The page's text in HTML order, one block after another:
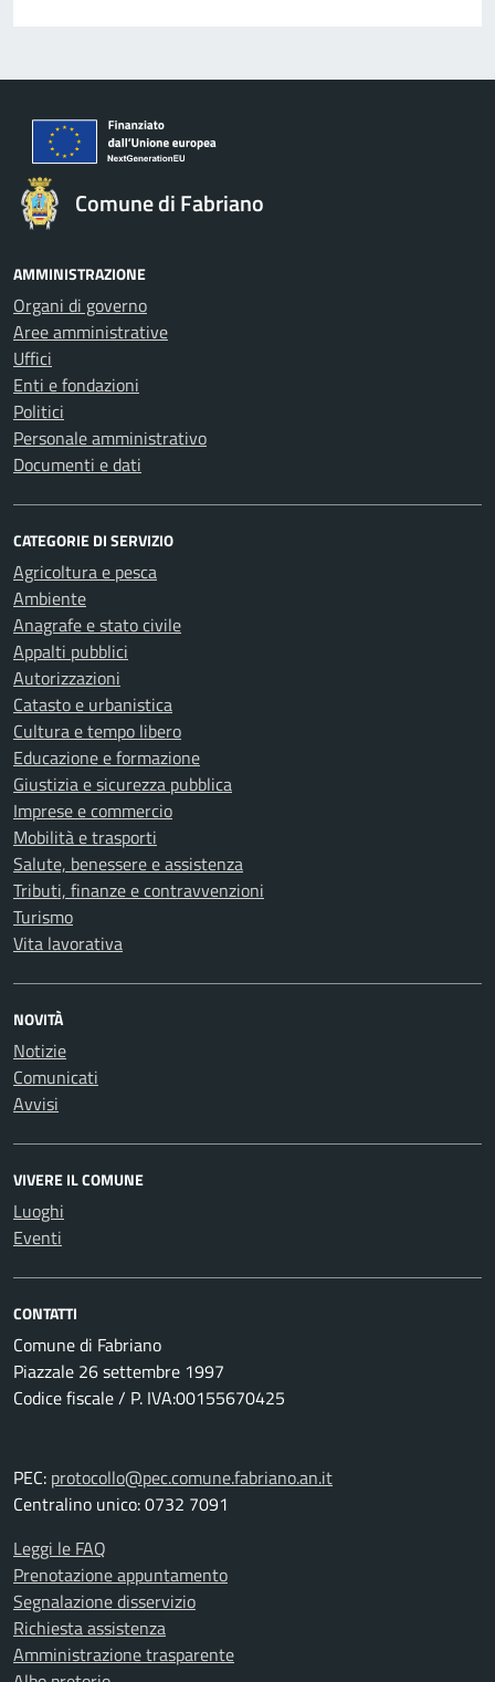
Comune di Fabriano
AMMINISTRAZIONE
Organi di governo
Aree amministrative
Uffici
Enti e fondazioni
Politici
Personale amministrativo
Documenti e dati
CATEGORIE DI SERVIZIO
Agricoltura e pesca
Ambiente
Anagrafe e stato civile
Appalti pubblici
Autorizzazioni
Catasto e urbanistica
Cultura e tempo libero
Educazione e formazione
Giustizia e sicurezza pubblica
Imprese e commercio
Mobilità e trasporti
Salute, benessere e assistenza
Tributi, finanze e contravvenzioni
Turismo
Vita lavorativa
NOVITÀ
Notizie
Comunicati
Avvisi
VIVERE IL COMUNE
Luoghi
Eventi
CONTATTI
Comune di Fabriano
Piazzale 26 settembre 1997
Codice fiscale / P. IVA:00155670425
PEC: protocollo@pec.comune.fabriano.an.it
Centralino unico: 0732 7091
Leggi le FAQ
Prenotazione appuntamento
Segnalazione disservizio
Richiesta assistenza
Amministrazione trasparente